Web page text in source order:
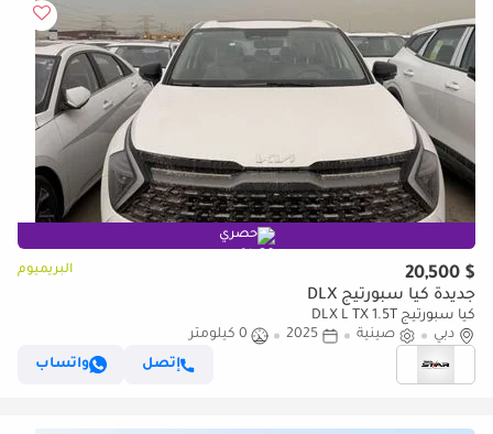
حصري
$ 20,500 البريميوم
جديدة كيا سبورتيج DLX
كيا سبورتيج DLX L TX 1.5T
دبي
صينية 2025
0 كيلومتر
إتصل
واتساب